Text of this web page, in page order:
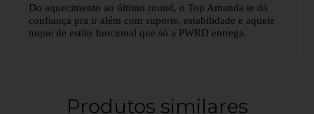
Do aquecimento ao último round, o Top Amanda te dá
confiança pra ir além com suporte, estabilidade e aquele
toque de estilo funcional que só a PWRD entrega.
Produtos similares